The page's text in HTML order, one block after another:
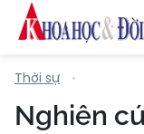
Thời sự
Nghiên